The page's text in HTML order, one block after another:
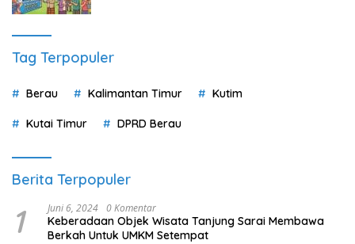
Tag Terpopuler
Berau Kalimantan Timur Kutim
Kutai Timur DPRD Berau
Berita Terpopuler
1 Juni 6, 2024 0 Komentar
Keberadaan Objek Wisata Tanjung Sarai Membawa
Berkah Untuk UMKM Setempat